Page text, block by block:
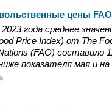
цены
года среднее
Price Index) от The
(FAO) составило
показателя мая и